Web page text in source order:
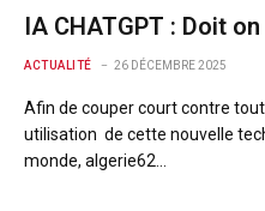
IA CHATGPT : Doit
ACTUALITÉ 26 DÉCEMBRE 2025
Afin de couper court contre
utilisation de cette nouvelle
monde, algerie62…